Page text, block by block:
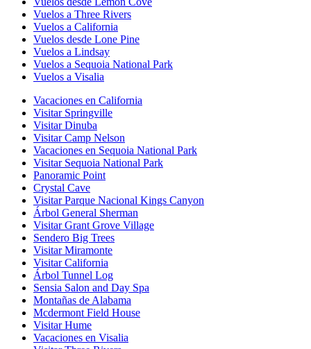
Vuelos a Three Rivers
Vuelos a California
Vuelos desde Lone Pine
Vuelos a Lindsay
Vuelos a Sequoia National Park
Vuelos a Visalia
Vacaciones en California
Visitar Springville
Visitar Dinuba
Visitar Camp Nelson
Vacaciones en Sequoia National Park
Visitar Sequoia National Park
Panoramic Point
Crystal Cave
Visitar Parque Nacional Kings Canyon
Árbol General Sherman
Visitar Grant Grove Village
Sendero Big Trees
Visitar Miramonte
Visitar California
Árbol Tunnel Log
Sensia Salon and Day Spa
Montañas de Alabama
Mcdermont Field House
Visitar Hume
Vacaciones en Visalia